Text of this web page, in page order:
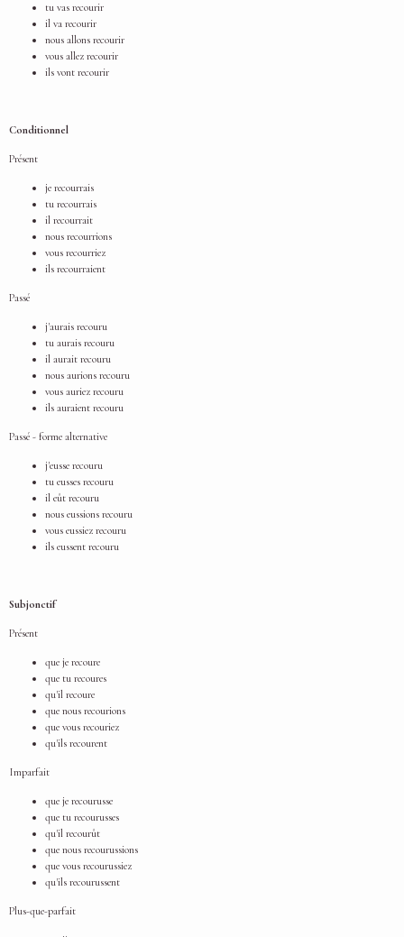
tu vas recourir
il va recourir
nous allons recourir
vous allez recourir
ils vont recourir
Conditionnel
Présent
je recourrais
tu recourrais
il recourrait
nous recourrions
vous recourriez
ils recourraient
Passé
j'aurais recouru
tu aurais recouru
il aurait recouru
nous aurions recouru
vous auriez recouru
ils auraient recouru
Passé - forme alternative
j'eusse recouru
tu eusses recouru
il eût recouru
nous eussions recouru
vous eussiez recouru
ils eussent recouru
Subjonctif
Présent
que je recoure
que tu recoures
qu'il recoure
que nous recourions
que vous recouriez
qu'ils recourent
Imparfait
que je recourusse
que tu recourusses
qu'il recourût
que nous recourussions
que vous recourussiez
qu'ils recourussent
Plus-que-parfait